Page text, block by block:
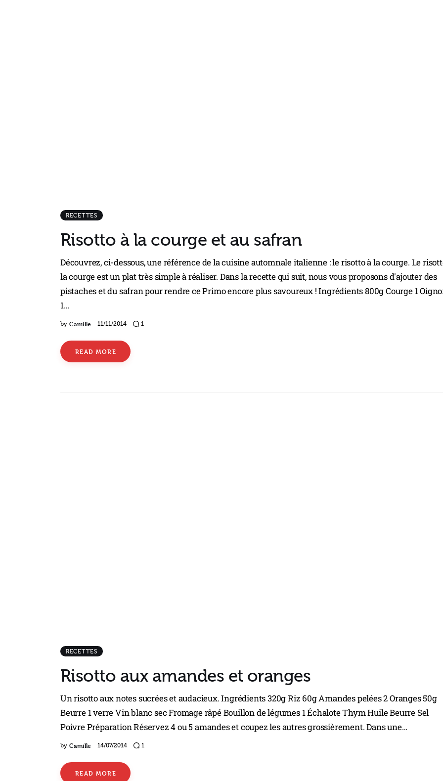
RECETTES
Risotto à la courge et au safran
Découvrez, ci-dessous, une référence de la cuisine automnale italienne : le risotto à la courge. Le
la courge est un plat très simple à réaliser. Dans la recette qui suit, nous vous proposons d'ajouter des
pistaches et du safran pour rendre ce Primo encore plus savoureux ! Ingrédients 800g Courge 1
1…
by Camille 11/11/2014 1
READ MORE
RECETTES
Risotto aux amandes et oranges
Un risotto aux notes sucrées et audacieux. Ingrédients 320g Riz 60g Amandes pelées 2 Oranges 50g
Beurre 1 verre Vin blanc sec Fromage râpé Bouillon de légumes 1 Échalote Thym Huile Beurre Sel
Poivre Préparation Réservez 4 ou 5 amandes et coupez les autres grossièrement. Dans une…
by Camille 14/07/2014 1
READ MORE